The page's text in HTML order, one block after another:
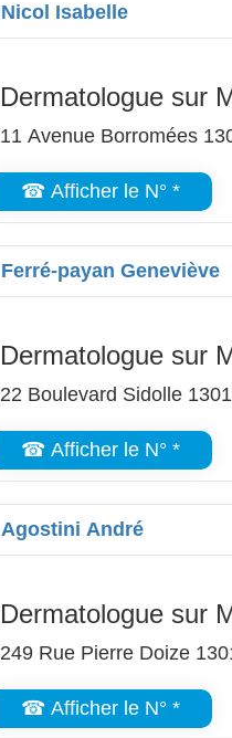
Nicol Isabelle
Dermatologue sur
11 Avenue Borromées
☎ Afficher le N° *
Ferré-payan Geneviève
Dermatologue sur
22 Boulevard Sidolle
☎ Afficher le N° *
Agostini André
Dermatologue sur
249 Rue Pierre Doize
☎ Afficher le N° *